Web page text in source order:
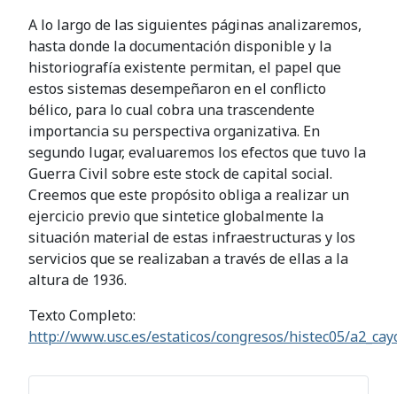
A lo largo de las siguientes páginas analizaremos,
hasta donde la documentación disponible y la
historiografía existente permitan, el papel que
estos sistemas desempeñaron en el conflicto
bélico, para lo cual cobra una trascendente
importancia su perspectiva organizativa. En
segundo lugar, evaluaremos los efectos que tuvo la
Guerra Civil sobre este stock de capital social.
Creemos que este propósito obliga a realizar un
ejercicio previo que sintetice globalmente la
situación material de estas infraestructuras y los
servicios que se realizaban a través de ellas a la
altura de 1936.
Texto Completo:
http://www.usc.es/estaticos/congresos/histec05/